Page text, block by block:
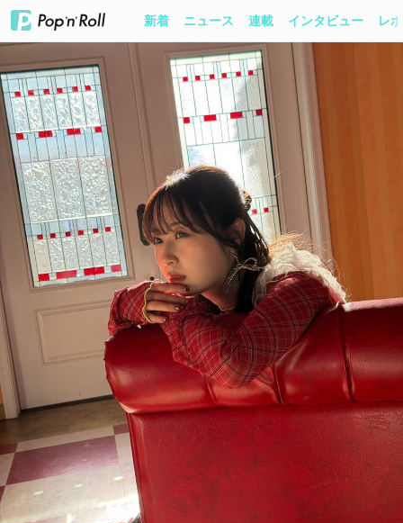
新着 ニュース 連載 インタビュー レ